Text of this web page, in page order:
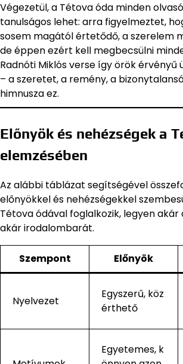
Végezetül, a Tétova óda minden
tanulságos lehet: arra figyelmeztet,
sosem magától értetődő, a szerelem
de éppen ezért kell megbecsülni
Radnóti Miklós verse így örök
– a szeretet, a remény, a
himnusza ez.
Előnyök és nehézségek a
elemzésében
Az alábbi táblázat segítségével
előnyökkel és nehézségekkel
Tétova ódával foglalkozik, legyen akár
akár irodalombarát.
Szempont Előnyök
Nyelvezet
Egyszerű, köz
érthető
Egyetemes, k